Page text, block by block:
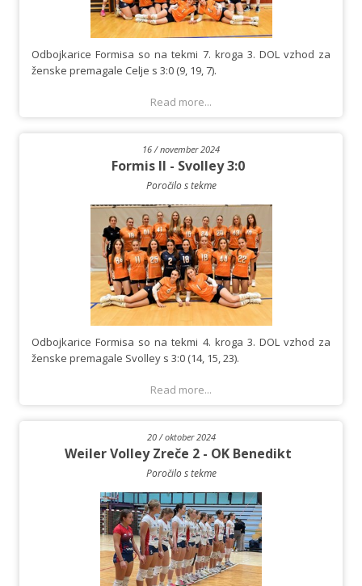
Odbojkarice Formisa so na tekmi 7. kroga 3. DOL vzhod za
ženske premagale Celje s 3:0 (9, 19, 7).
Read more...
16 / november 2024
Formis II - Svolley 3:0
Poročilo s tekme
Odbojkarice Formisa so na tekmi 4. kroga 3. DOL vzhod za
ženske premagale Svolley s 3:0 (14, 15, 23).
Read more...
20 / oktober 2024
Weiler Volley Zreče 2 - OK Benedikt
Poročilo s tekme